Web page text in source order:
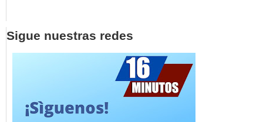
Sigue nuestras redes